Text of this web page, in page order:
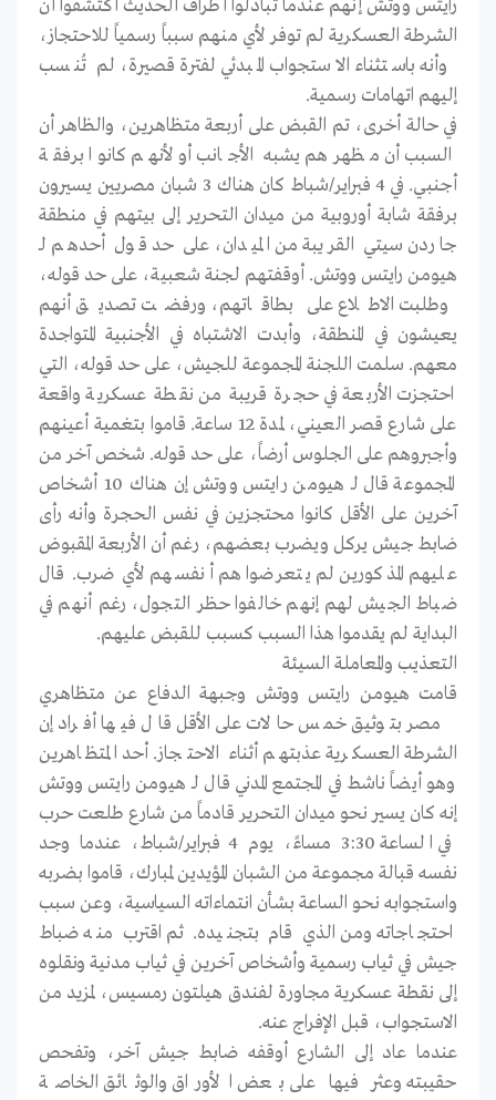
رايتس ووتش إنهم عندما تبادلوا أطراف الحديث اكتشفوا أن
الشرطة العسكرية لم توفر لأي منهم سبباً رسمياً للاحتجاز،
وأنه باستثناء الاستجواب المبدئي لفترة قصيرة، لم تُنسب
إليهم اتهامات رسمية.
في حالة أخرى، تم القبض على أربعة متظاهرين، والظاهر أن
السبب أن مظهرهم يشبه الأجانب أو لأنهم كانوا برفقة
أجنبي. في 4 فبراير/شباط كان هناك 3 شبان مصريين يسيرون
برفقة شابة أوروبية من ميدان التحرير إلى بيتهم في منطقة
جاردن سيتي القريبة من الميدان، على حد قول أحدهم لـ
هيومن رايتس ووتش. أوقفتهم لجنة شعبية، على حد قوله،
وطلبت الاطلاع على بطاقاتهم، ورفضت تصديق أنهم
يعيشون في المنطقة، وأبدت الاشتباه في الأجنبية المتواجدة
معهم. سلمت اللجنة المجموعة للجيش، على حد قوله، التي
احتجزت الأربعة في حجرة قريبة من نقطة عسكرية واقعة
على شارع قصر العيني، لمدة 12 ساعة. قاموا بتغمية أعينهم
وأجبروهم على الجلوس أرضاً، على حد قوله. شخص آخر من
المجموعة قال لـ هيومن رايتس ووتش إن هناك 10 أشخاص
آخرين على الأقل كانوا محتجزين في نفس الحجرة وأنه رأى
ضابط جيش يركل ويضرب بعضهم، رغم أن الأربعة المقبوض
عليهم المذكورين لم يتعرضوا هم أنفسهم لأي ضرب. قال
ضباط الجيش لهم إنهم خالفوا حظر التجول، رغم أنهم في
البداية لم يقدموا هذا السبب كسبب للقبض عليهم.
التعذيب والمعاملة السيئة
قامت هيومن رايتس ووتش وجبهة الدفاع عن متظاهري
مصر بتوثيق خمس حالات على الأقل قال فيها أفراد إن
الشرطة العسكرية عذبتهم أثناء الاحتجاز. أحد المتظاهرين
وهو أيضاً ناشط في المجتمع المدني قال لـ هيومن رايتس ووتش
إنه كان يسير نحو ميدان التحرير قادماً من شارع طلعت حرب
في الساعة 3:30 مساءً، يوم 4 فبراير/شباط، عندما وجد
نفسه قبالة مجموعة من الشبان المؤيدين لمبارك، قاموا بضربه
واستجوابه نحو الساعة بشأن انتماءاته السياسية، وعن سبب
احتجاجاته ومن الذي قام بتجنيده. ثم اقترب منه ضباط
جيش في ثياب رسمية وأشخاص آخرين في ثياب مدنية ونقلوه
إلى نقطة عسكرية مجاورة لفندق هيلتون رمسيس، لمزيد من
الاستجواب، قبل الإفراج عنه.
عندما عاد إلى الشارع أوقفه ضابط جيش آخر، وتفحص
حقيبته وعثر فيها على بعض الأوراق والوثائق الخاصة